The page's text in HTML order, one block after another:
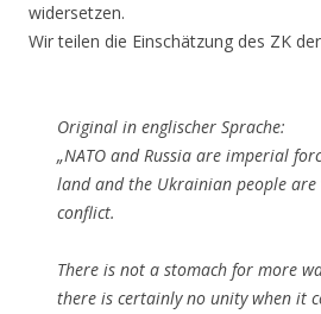
widersetzen.
Wir teilen die Einschätzung des ZK
Original in englischer Sprache:
„NATO and Russia are imperial
land and the Ukrainian people
conflict.
There is not a stomach for more
there is certainly no unity when it